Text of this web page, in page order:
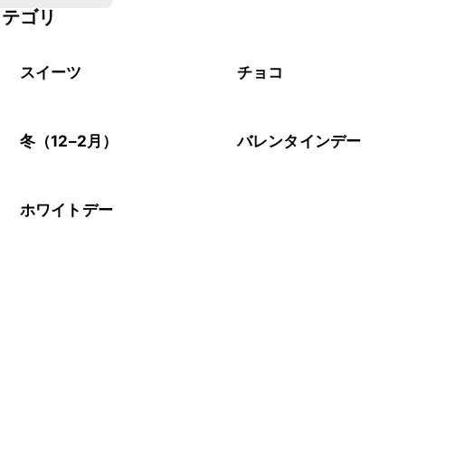
ゴリ
スイーツ チョコ
冬（12–2月） バレンタインデー
ホワイトデー